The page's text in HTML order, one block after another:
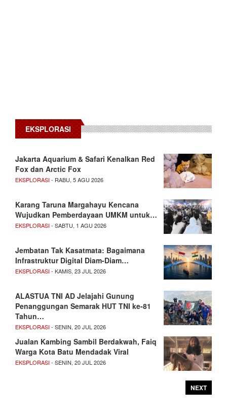
EKSPLORASI
Jakarta Aquarium & Safari Kenalkan Red
Fox dan Arctic Fox
EKSPLORASI- RABU, 5 AGU 2026
Karang Taruna Margahayu Kencana
Wujudkan Pemberdayaan UMKM untuk…
EKSPLORASI- SABTU, 1 AGU 2026
Jembatan Tak Kasatmata: Bagaimana
Infrastruktur Digital Diam-Diam…
EKSPLORASI- KAMIS, 23 JUL 2026
ALASTUA TNI AD Jelajahi Gunung
Penanggungan Semarak HUT TNI ke-81
Tahun…
EKSPLORASI- SENIN, 20 JUL 2026
Jualan Kambing Sambil Berdakwah, Faiq
Warga Kota Batu Mendadak Viral
EKSPLORASI- SENIN, 20 JUL 2026
NEXT